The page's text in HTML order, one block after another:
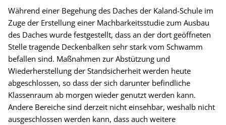
Während einer Begehung des Daches der Kaland-Schule im
Zuge der Erstellung einer Machbarkeitsstudie zum Ausbau
des Daches wurde festgestellt, dass an der dort geöffneten
Stelle tragende Deckenbalken sehr stark vom Schwamm
befallen sind. Maßnahmen zur Abstützung und
Wiederherstellung der Standsicherheit werden heute
abgeschlossen, so dass der sich darunter befindliche
Klassenraum ab morgen wieder genutzt werden kann.
Andere Bereiche sind derzeit nicht einsehbar, weshalb nicht
ausgeschlossen werden kann, dass auch weitere